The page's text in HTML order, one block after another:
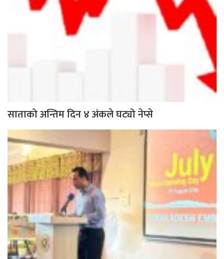
साताको अन्तिम दिन ४ अंकले घट्यो नेप्से